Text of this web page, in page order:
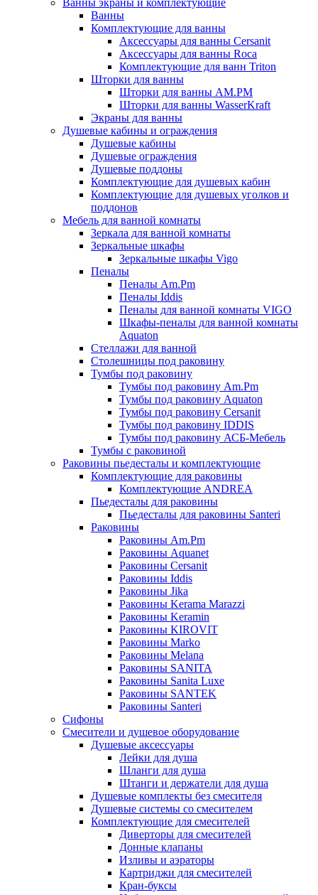
Ванны экраны и комплектующие
Ванны
Комплектующие для ванны
Аксессуары для ванны Cersanit
Аксессуары для ванны Roca
Комплектующие для ванн Triton
Шторки для ванны
Шторки для ванны AM.PM
Шторки для ванны WasserKraft
Экраны для ванны
Душевые кабины и ограждения
Душевые кабины
Душевые ограждения
Душевые поддоны
Комплектующие для душевых кабин
Комплектующие для душевых уголков и
поддонов
Мебель для ванной комнаты
Зеркала для ванной комнаты
Зеркальные шкафы
Зеркальные шкафы Vigo
Пеналы
Пеналы Am.Pm
Пеналы Iddis
Пеналы для ванной комнаты VIGO
Шкафы-пеналы для ванной комнаты
Aquaton
Стеллажи для ванной
Столешницы под раковину
Тумбы под раковину
Тумбы под раковину Am.Pm
Тумбы под раковину Aquaton
Тумбы под раковину Cersanit
Тумбы под раковину IDDIS
Тумбы под раковину АСБ-Мебель
Тумбы с раковиной
Раковины пьедесталы и комплектующие
Комплектующие для раковины
Комплектующие ANDREA
Пьедесталы для раковины
Пьедесталы для раковины Santeri
Раковины
Раковины Am.Pm
Раковины Aquanet
Раковины Cersanit
Раковины Iddis
Раковины Jika
Раковины Kerama Marazzi
Раковины Keramin
Раковины KIROVIT
Раковины Marko
Раковины Melana
Раковины SANITA
Раковины Sanita Luxe
Раковины SANTEK
Раковины Santeri
Сифоны
Смесители и душевое оборудование
Душевые аксессуары
Лейки для душа
Шланги для душа
Штанги и держатели для душа
Душевые комплекты без смесителя
Душевые системы со смесителем
Комплектующие для смесителей
Диверторы для смесителей
Донные клапаны
Изливы и аэраторы
Картриджи для смесителей
Кран-буксы